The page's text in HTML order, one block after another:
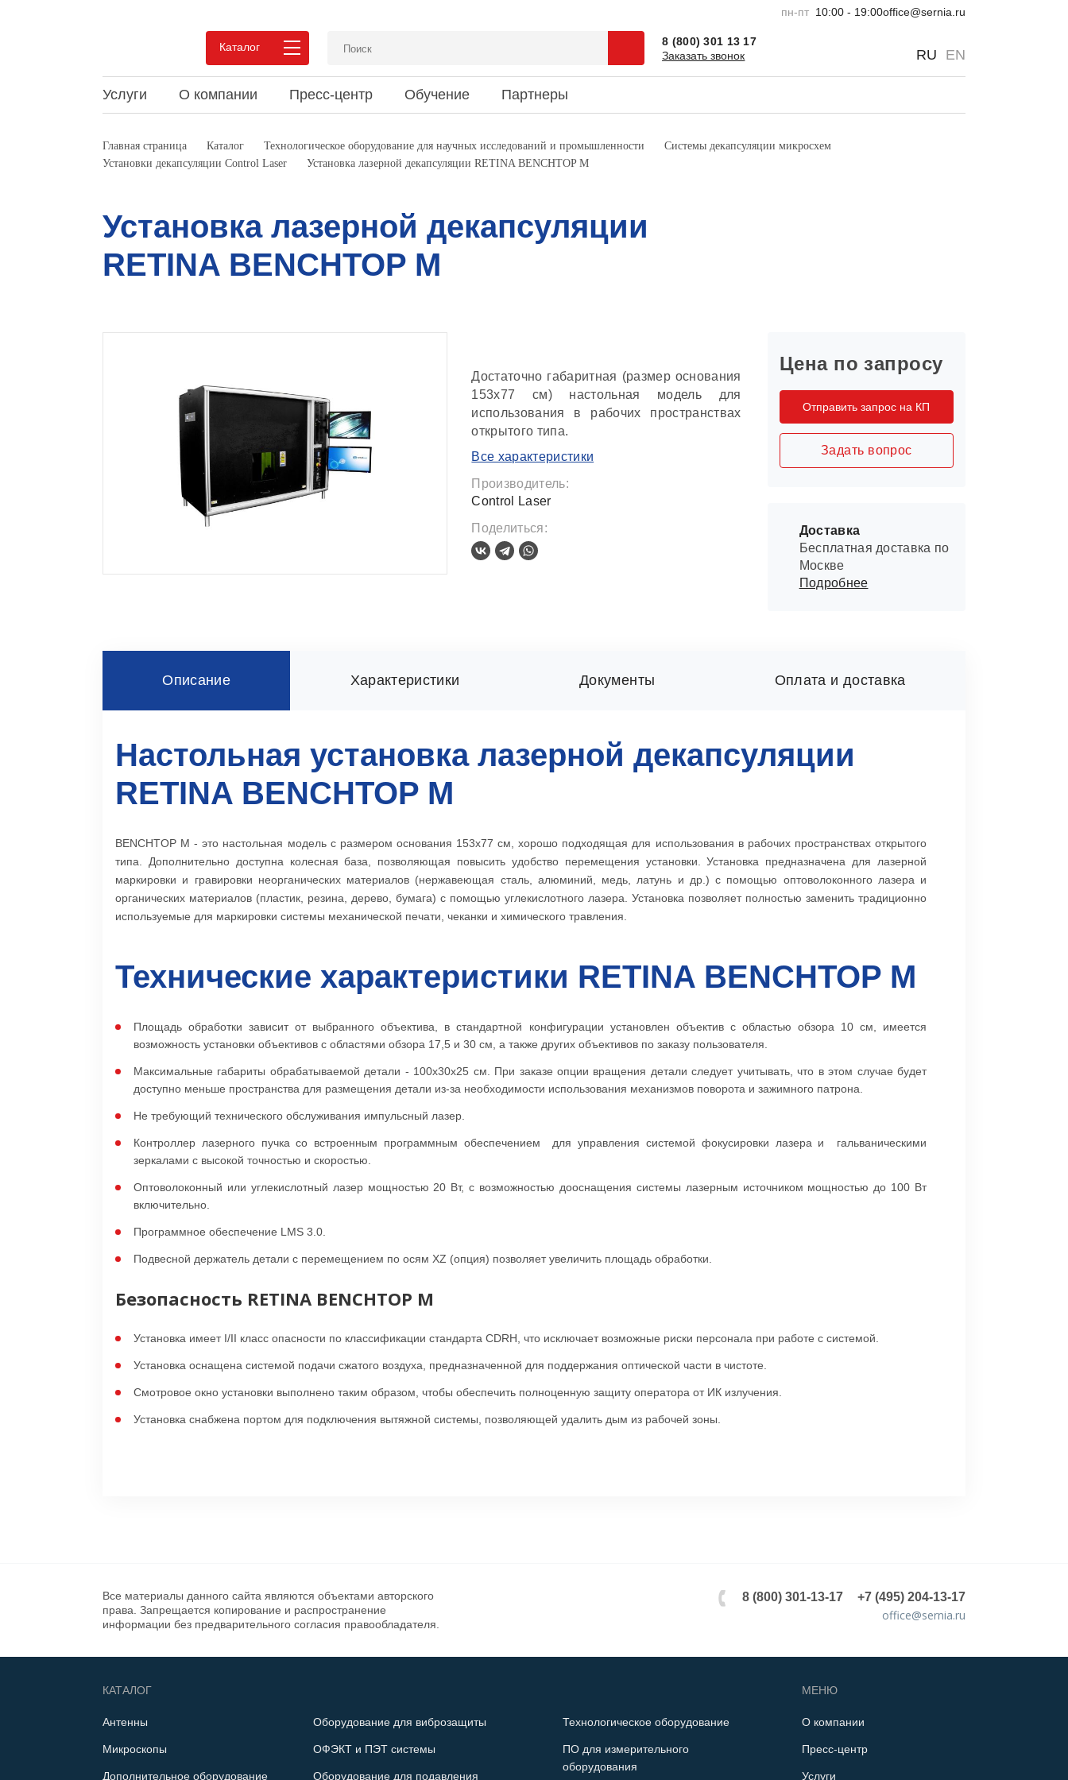
пн-пт 10:00 - 19:00office@sernia.ru
Каталог
8 (800) 301 13 17
Заказать звонок
RU EN
Услуги О компании
Преимущества сотрудничества
Pеализованные проекты
Вакансии
Pеквизиты
Доставка
Информация об оплате
Пресс-центр
Новости
Мероприятия
Акции и спецпредложения
Выпуски новостей
Обучение
Статьи и обзоры
Видео
Документация
Мероприятия
Наука и юмор
Это интересно
Партнеры
Главная страница Каталог Технологическое оборудование для научных исследований и промышленности
Системы декапсуляции микросхем
Установки декапсуляции Control Laser
Установка лазерной декапсуляции RETINA BENCHTOP M
Установка лазерной декапсуляции
RETINA BENCHTOP M
Достаточно габаритная (размер основания
153х77 см) настольная модель для
использования в рабочих пространствах
открытого типа.
Все характеристики
Производитель:
Control Laser
Поделиться:
Цена по запросу
Отправить запрос на КП
Задать вопрос
Доставка
Бесплатная доставка по
Москве
Подробнее
Описание Характеристики Документы Оплата и доставка
Настольная установка лазерной декапсуляции
RETINA BENCHTOP M
BENCHTOP M - это настольная модель с размером основания 153х77 см, хорошо подходящая для использования в рабочих пространствах открытого
типа. Дополнительно доступна колесная база, позволяющая повысить удобство перемещения установки. Установка предназначена для лазерной
маркировки и гравировки неорганических материалов (нержавеющая сталь, алюминий, медь, латунь и др.) с помощью оптоволоконного лазера и
органических материалов (пластик, резина, дерево, бумага) с помощью углекислотного лазера. Установка позволяет полностью заменить традиционно
используемые для маркировки системы механической печати, чеканки и химического травления.
Технические характеристики RETINA BENCHTOP M
Площадь обработки зависит от выбранного объектива, в стандартной конфигурации установлен объектив с областью обзора 10 см, имеется
возможность установки объективов с областями обзора 17,5 и 30 см, а также других объективов по заказу пользователя.
Максимальные габариты обрабатываемой детали - 100х30х25 см. При заказе опции вращения детали следует учитывать, что в этом случае будет
доступно меньше пространства для размещения детали из-за необходимости использования механизмов поворота и зажимного патрона.
Не требующий технического обслуживания импульсный лазер.
Контроллер лазерного пучка со встроенным программным обеспечением для управления системой фокусировки лазера и гальваническими
зеркалами с высокой точностью и скоростью.
Оптоволоконный или углекислотный лазер мощностью 20 Вт, с возможностью дооснащения системы лазерным источником мощностью до 100 Вт
включительно.
Программное обеспечение LMS 3.0.
Подвесной держатель детали с перемещением по осям XZ (опция) позволяет увеличить площадь обработки.
Безопасность RETINA BENCHTOP M
Установка имеет I/II класс опасности по классификации стандарта CDRH, что исключает возможные риски персонала при работе с системой.
Установка оснащена системой подачи сжатого воздуха, предназначенной для поддержания оптической части в чистоте.
Смотровое окно установки выполнено таким образом, чтобы обеспечить полноценную защиту оператора от ИК излучения.
Установка снабжена портом для подключения вытяжной системы, позволяющей удалить дым из рабочей зоны.
Все материалы данного сайта являются объектами авторского
права. Запрещается копирование и распространение
информации без предварительного согласия правообладателя.
+7 (495) 204-13-17
8 (800) 301-13-17
office@sernia.ru
КАТАЛОГ
Антенны
Микроскопы
Дополнительное оборудование
Оборудование для виброзащиты
ОФЭКТ и ПЭТ системы
Оборудование для подавления
Технологическое оборудование
ПО для измерительного
оборудования
МЕНЮ
О компании
Пресс-центр
Услуги